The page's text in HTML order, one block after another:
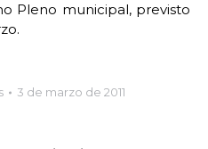
Pleno municipal, previsto
3 de marzo de 2011